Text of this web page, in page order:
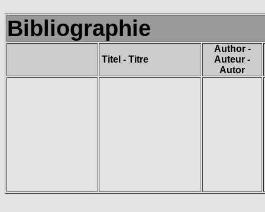
Bibliographie
Titel - Titre
Author -
Auteur -
Autor